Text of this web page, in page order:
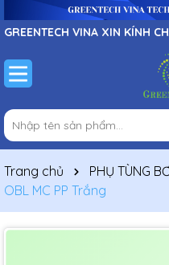
GREENTECH VINA XIN KÍNH
Trang chủ PHỤ TÙNG
OBL MC PP Trắng